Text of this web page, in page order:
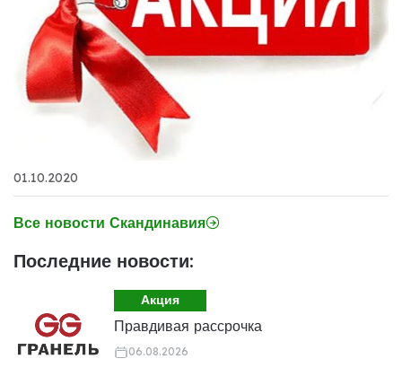
01.10.2020
Все новости Скандинавия
Последние новости:
Акция
Правдивая рассрочка
06.08.2026